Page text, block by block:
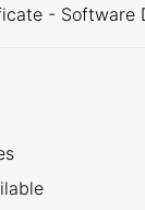
- Software